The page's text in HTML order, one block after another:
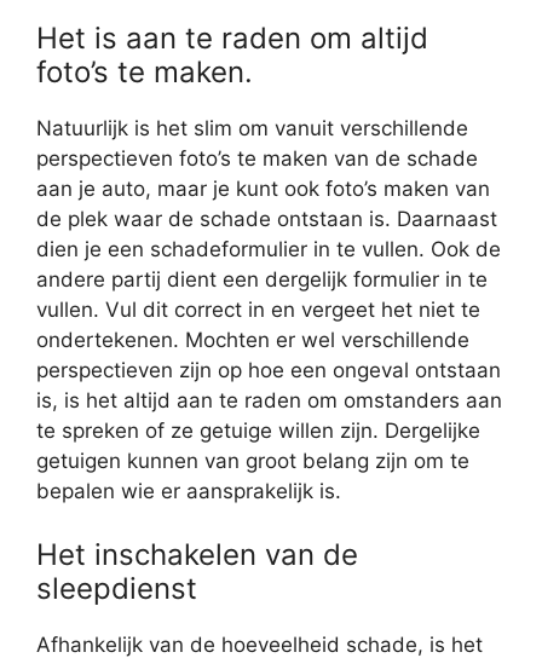
Het is aan te raden om altijd
foto’s te maken.
Natuurlijk is het slim om vanuit verschillende
perspectieven foto’s te maken van de schade
aan je auto, maar je kunt ook foto’s maken van
de plek waar de schade ontstaan is. Daarnaast
dien je een schadeformulier in te vullen. Ook de
andere partij dient een dergelijk formulier in te
vullen. Vul dit correct in en vergeet het niet te
ondertekenen. Mochten er wel verschillende
perspectieven zijn op hoe een ongeval ontstaan
is, is het altijd aan te raden om omstanders aan
te spreken of ze getuige willen zijn. Dergelijke
getuigen kunnen van groot belang zijn om te
bepalen wie er aansprakelijk is.
Het inschakelen van de
sleepdienst
Afhankelijk van de hoeveelheid schade, is het